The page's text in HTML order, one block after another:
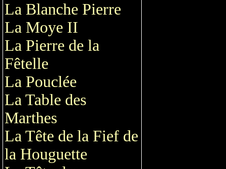
La Blanche Pierre
La Moye II
La Pierre de la
Fêtelle
La Pouclée
La Table des
Marthes
La Tête de la Fief de
la Houguette